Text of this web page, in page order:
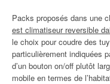
Packs proposés dans une
est climatiseur reversible
le choix pour coudre des
particulièrement indiquées
d’un bouton on/off plutôt
mobile en termes de